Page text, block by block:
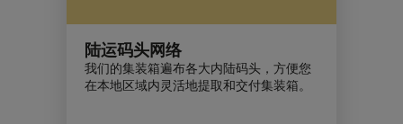
陆运码头网络
我们的集装箱遍布各大内陆码头，方便您
在本地区域内灵活地提取和交付集装箱。